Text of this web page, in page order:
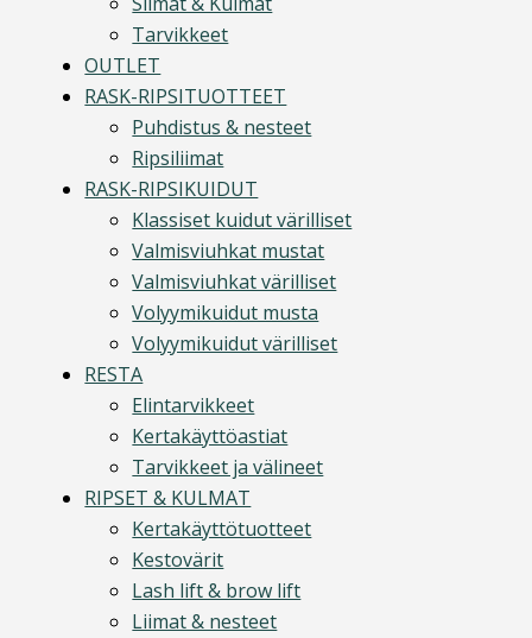
Tarvikkeet
OUTLET
RASK-RIPSITUOTTEET
Puhdistus & nesteet
Ripsiliimat
RASK-RIPSIKUIDUT
Klassiset kuidut värilliset
Valmisviuhkat mustat
Valmisviuhkat värilliset
Volyymikuidut musta
Volyymikuidut värilliset
RESTA
Elintarvikkeet
Kertakäyttöastiat
Tarvikkeet ja välineet
RIPSET & KULMAT
Kertakäyttötuotteet
Kestovärit
Lash lift & brow lift
Liimat & nesteet